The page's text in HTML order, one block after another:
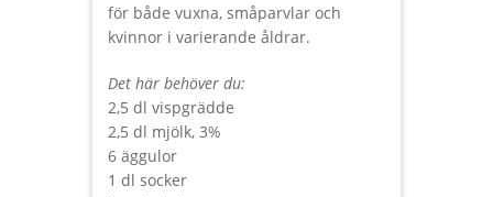
för både vuxna, småparvlar och
kvinnor i varierande åldrar.
Det här behöver du:
2,5 dl vispgrädde
2,5 dl mjölk, 3%
6 äggulor
1 dl socker